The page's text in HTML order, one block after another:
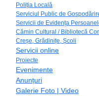
Poliția Locală
Serviciul Public de
Servicii de Evidența
Cămin Cultural / Bibliotecă
Creșe, Grădinițe, Școli
Servicii online
Proiecte
Evenimente
Anunțuri
Galerie Foto | Video